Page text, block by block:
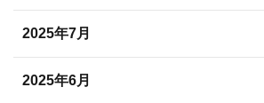
2025年7月
2025年6月